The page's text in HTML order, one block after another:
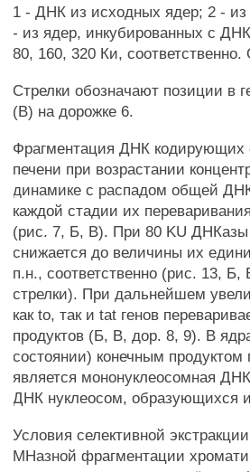
1 - ДНК из исходных ядер; 2 -
- из ядер, инкубированных с
80, 160, 320 Ки,
Стрелки обозначают позиции
(В) на дорожке 6.
Фрагментация ДНК кодирующих
печени при возрастании
динамике с распадом общей
каждой стадии их
(рис. 7, Б, В). При 80 KU ДНКазы
снижается до величины их
п.н., соответственно (рис. 13,
стрелки). При дальнейшем
как to, так и tat генов
продуктов (Б, В, дор. 8, 9). В
состоянии) конечным
является мононуклеосомная
ДНК нуклеосом, образующихся
Условия селективной
МНазной фрагментации